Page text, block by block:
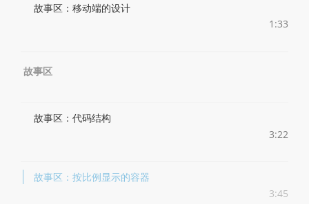
故事区：移动端的设计
1:33
故事区
故事区：代码结构
3:22
故事区：按比例显示的容器
3:45